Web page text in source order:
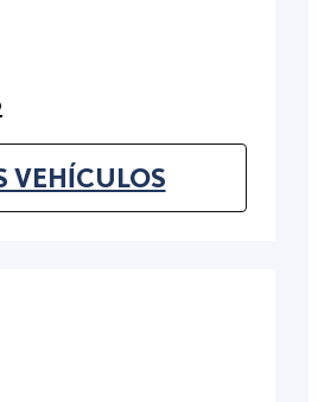
tab)
tab)
VEHÍCULOS
(OPENS IN NEW TAB)